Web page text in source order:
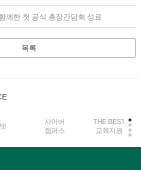
께한 첫 공식 총장간담회 성료
목록
버
스
THE BEST
교육지원
중앙도서관